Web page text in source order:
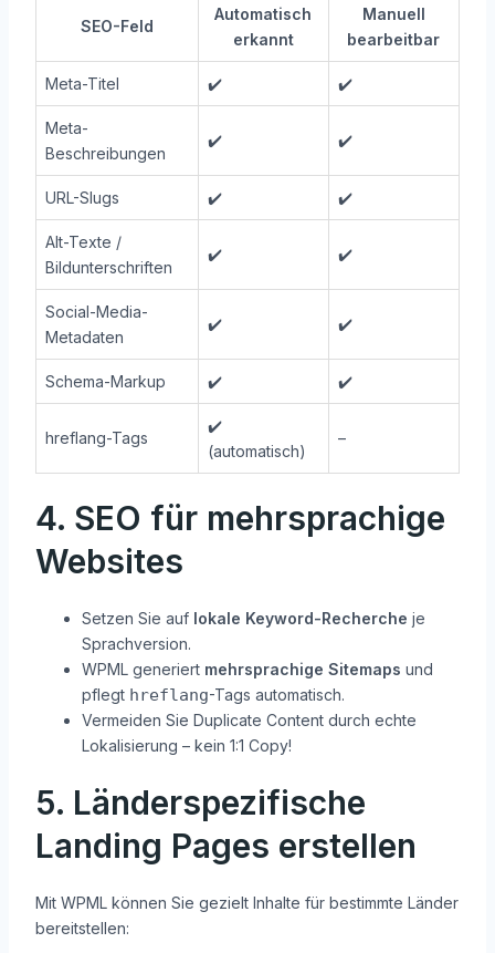
SEO-Feld
Automatisch
erkannt
Manuell
bearbeitbar
Meta-Titel ✔️ ✔️
Meta-
Beschreibungen
✔️ ✔️
URL-Slugs ✔️ ✔️
Alt-Texte /
Bildunterschriften
✔️ ✔️
Social-Media-
Metadaten
✔️ ✔️
Schema-Markup ✔️ ✔️
hreflang-Tags
✔️
(automatisch)
–
4. SEO für mehrsprachige
Websites
Setzen Sie auf lokale Keyword-Recherche je
Sprachversion.
WPML generiert mehrsprachige Sitemaps und
pflegt hreflang-Tags automatisch.
Vermeiden Sie Duplicate Content durch echte
Lokalisierung – kein 1:1 Copy!
5. Länderspezifische
Landing Pages erstellen
Mit WPML können Sie gezielt Inhalte für bestimmte Länder
bereitstellen: